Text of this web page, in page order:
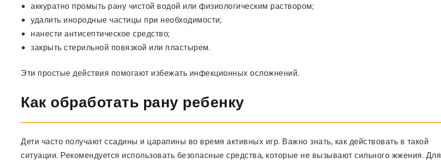
аккуратно промыть рану чистой водой или физиологическим раствором;
удалить инородные частицы при необходимости;
нанести антисептическое средство;
закрыть стерильной повязкой или пластырем.
Эти простые действия помогают избежать инфекционных осложнений.
Как обработать рану ребенку
Дети часто получают ссадины и царапины во время активных игр. Важно знать, как действовать в такой
ситуации. Рекомендуется использовать безопасные средства, которые не вызывают сильного жжения. Для